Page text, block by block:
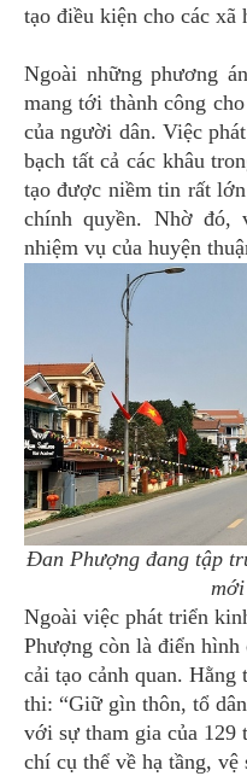
tạo điều kiện cho các xã
Ngoài những phương
mang tới thành công
của người dân. Việc
bạch tất cả các khâu
tạo được niềm tin rất
chính quyền. Nhờ đó,
nhiệm vụ của huyện
Đan Phượng đang tập
Ngoài việc phát triển
Phượng còn là điển
cải tạo cảnh quan. Hằng
thi: “Giữ gìn thôn, tổ
với sự tham gia của 129
chí cụ thể về hạ tầng,